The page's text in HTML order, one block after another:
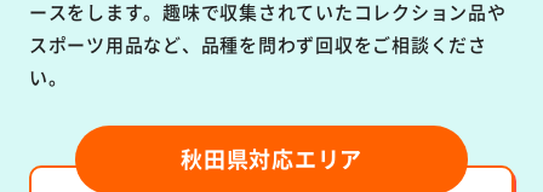
ースをします。趣味で収集されていたコレクション品や
スポーツ用品など、品種を問わず回収をご相談くださ
い。
秋田県対応エリア